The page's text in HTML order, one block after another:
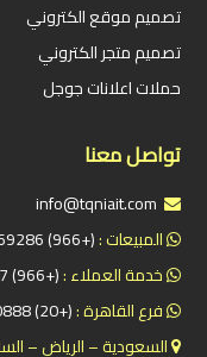
تصميم موقع الكتروني
تصميم متجر الكتروني
حملات اعلانات جوجل
تواصل معنا
المبيعات :(+966) 0567769286
خدمة العملاء :(+966) 0565515077
فرع القاهرة :(+20) 01158150888
السعودية – الرياض –